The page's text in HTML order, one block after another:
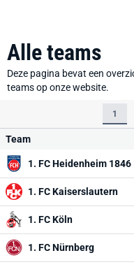
Alle teams
Deze pagina bevat een
teams op onze website.
1
Team
1. FC Heidenheim 1846
1. FC Kaiserslautern
1. FC Köln
1. FC Nürnberg